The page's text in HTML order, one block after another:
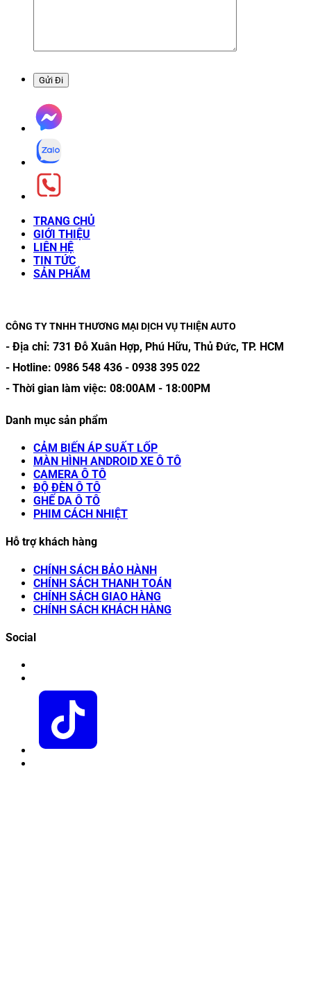
TRANG CHỦ
GIỚI THIỆU
LIÊN HỆ
TIN TỨC
SẢN PHẨM
CÔNG TY TNHH THƯƠNG MẠI DỊCH VỤ THIỆN AUTO
- Địa chỉ: 731 Đỗ Xuân Hợp, Phú Hữu, Thủ Đức, TP. HCM
- Hotline: 0986 548 436 - 0938 395 022
- Thời gian làm việc: 08:00AM - 18:00PM
Danh mục sản phẩm
CẢM BIẾN ÁP SUẤT LỐP
MÀN HÌNH ANDROID XE Ô TÔ
CAMERA Ô TÔ
ĐỘ ĐÈN Ô TÔ
GHẾ DA Ô TÔ
PHIM CÁCH NHIỆT
Hỗ trợ khách hàng
CHÍNH SÁCH BẢO HÀNH
CHÍNH SÁCH THANH TOÁN
CHÍNH SÁCH GIAO HÀNG
CHÍNH SÁCH KHÁCH HÀNG
Social